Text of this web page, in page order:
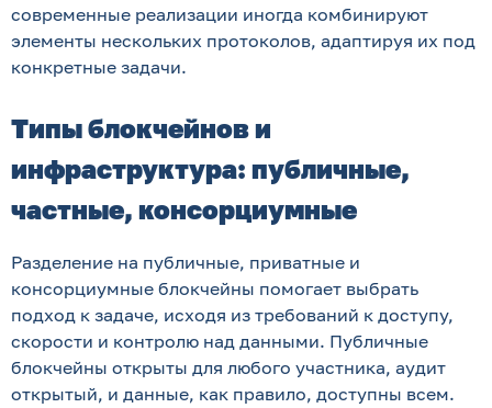
современные реализации иногда комбинируют
элементы нескольких протоколов, адаптируя их под
конкретные задачи.
Типы блокчейнов и
инфраструктура: публичные,
частные, консорциумные
Разделение на публичные, приватные и
консорциумные блокчейны помогает выбрать
подход к задаче, исходя из требований к доступу,
скорости и контролю над данными. Публичные
блокчейны открыты для любого участника, аудит
открытый, и данные, как правило, доступны всем.